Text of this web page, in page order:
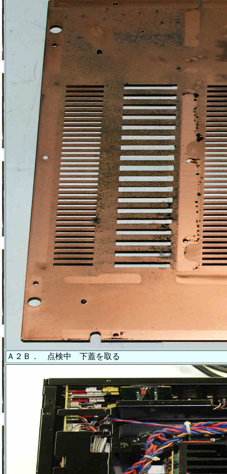
Ａ２Ｂ． 点検中 下蓋を取る